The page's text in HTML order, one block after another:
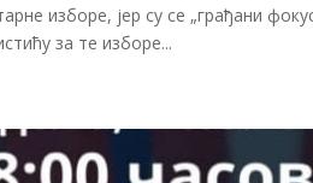
изборе, јер су се „грађани
за те изборе...